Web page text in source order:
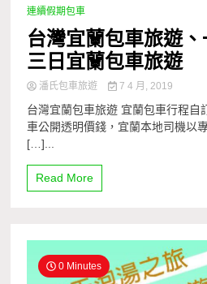
連續假期包車
台灣宜蘭包車旅遊
三日宜蘭包車旅遊
潘氏包車旅遊 7 4 月, 2019
台灣宜蘭包車旅遊 宜蘭包車行程自
車公開透明價錢，宜蘭本地司機以
[…]...
Read More
0 Minutes